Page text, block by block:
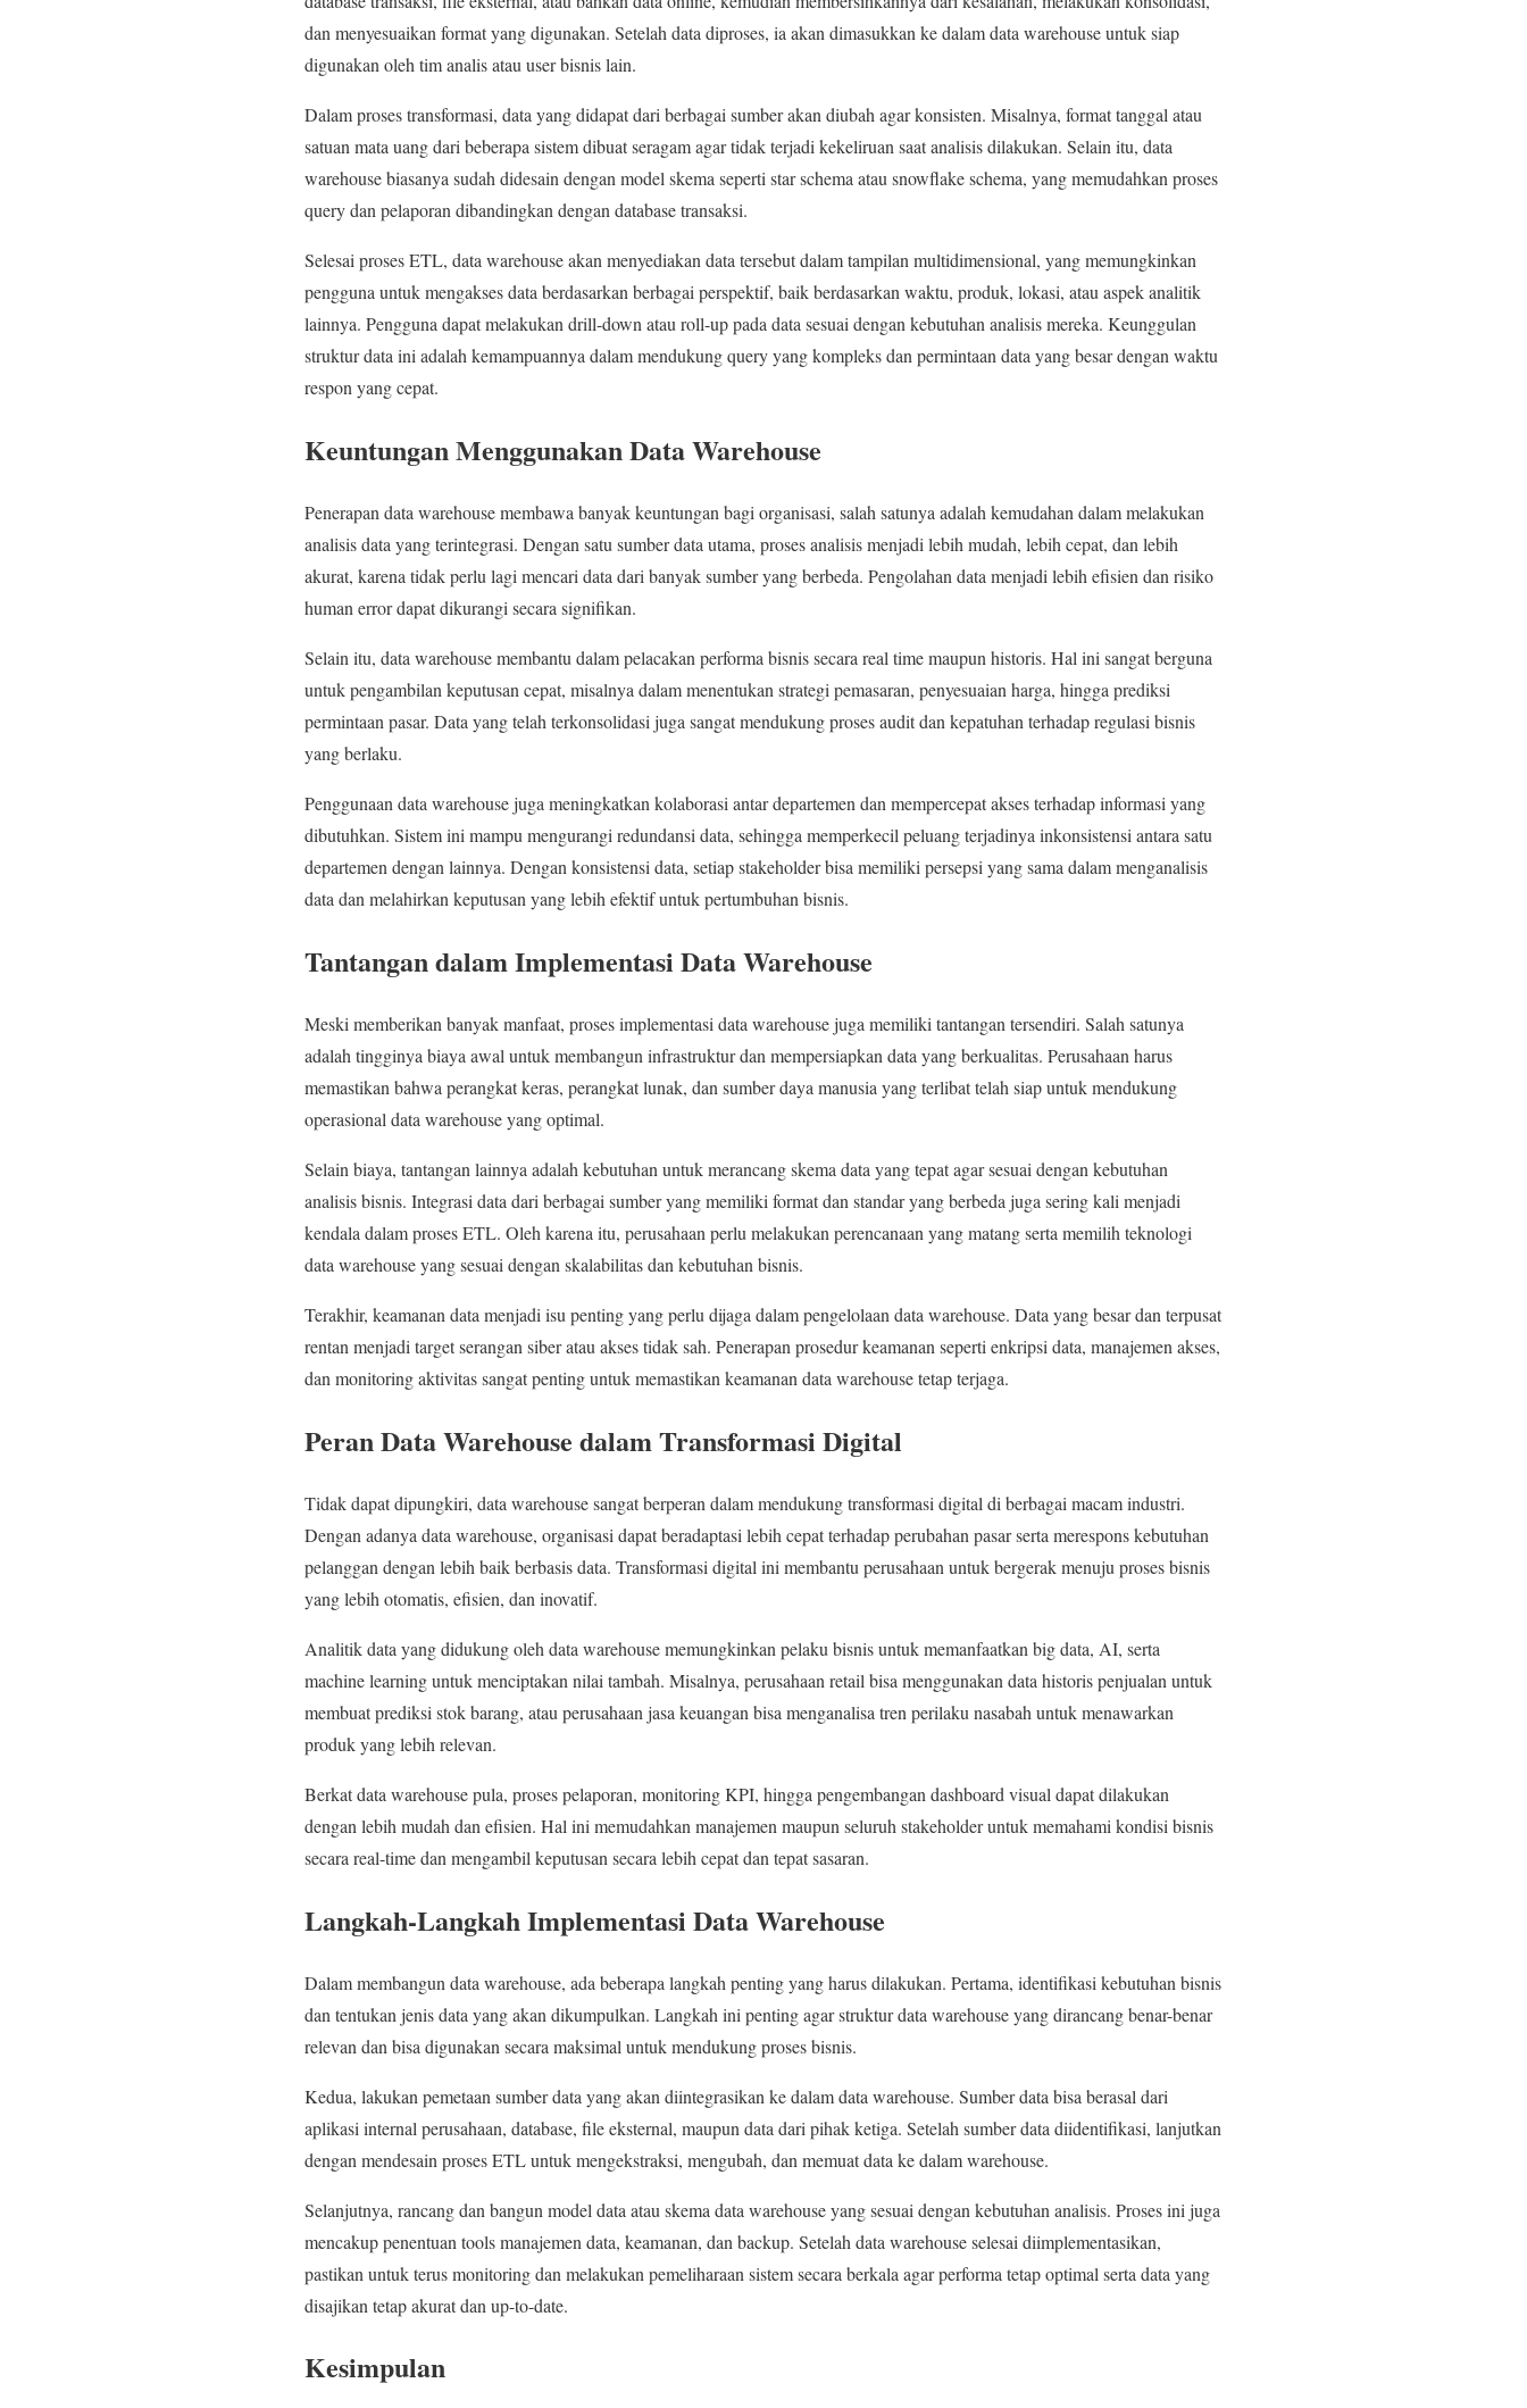
dan menyesuaikan format yang digunakan. Setelah data diproses, ia akan dimasukkan ke dalam data warehouse untuk siap
digunakan oleh tim analis atau user bisnis lain.
Dalam proses transformasi, data yang didapat dari berbagai sumber akan diubah agar konsisten. Misalnya, format tanggal atau
satuan mata uang dari beberapa sistem dibuat seragam agar tidak terjadi kekeliruan saat analisis dilakukan. Selain itu, data
warehouse biasanya sudah didesain dengan model skema seperti star schema atau snowflake schema, yang memudahkan proses
query dan pelaporan dibandingkan dengan database transaksi.
Selesai proses ETL, data warehouse akan menyediakan data tersebut dalam tampilan multidimensional, yang memungkinkan
pengguna untuk mengakses data berdasarkan berbagai perspektif, baik berdasarkan waktu, produk, lokasi, atau aspek analitik
lainnya. Pengguna dapat melakukan drill-down atau roll-up pada data sesuai dengan kebutuhan analisis mereka. Keunggulan
struktur data ini adalah kemampuannya dalam mendukung query yang kompleks dan permintaan data yang besar dengan waktu
respon yang cepat.
Keuntungan Menggunakan Data Warehouse
Penerapan data warehouse membawa banyak keuntungan bagi organisasi, salah satunya adalah kemudahan dalam melakukan
analisis data yang terintegrasi. Dengan satu sumber data utama, proses analisis menjadi lebih mudah, lebih cepat, dan lebih
akurat, karena tidak perlu lagi mencari data dari banyak sumber yang berbeda. Pengolahan data menjadi lebih efisien dan risiko
human error dapat dikurangi secara signifikan.
Selain itu, data warehouse membantu dalam pelacakan performa bisnis secara real time maupun historis. Hal ini sangat berguna
untuk pengambilan keputusan cepat, misalnya dalam menentukan strategi pemasaran, penyesuaian harga, hingga prediksi
permintaan pasar. Data yang telah terkonsolidasi juga sangat mendukung proses audit dan kepatuhan terhadap regulasi bisnis
yang berlaku.
Penggunaan data warehouse juga meningkatkan kolaborasi antar departemen dan mempercepat akses terhadap informasi yang
dibutuhkan. Sistem ini mampu mengurangi redundansi data, sehingga memperkecil peluang terjadinya inkonsistensi antara satu
departemen dengan lainnya. Dengan konsistensi data, setiap stakeholder bisa memiliki persepsi yang sama dalam menganalisis
data dan melahirkan keputusan yang lebih efektif untuk pertumbuhan bisnis.
Tantangan dalam Implementasi Data Warehouse
Meski memberikan banyak manfaat, proses implementasi data warehouse juga memiliki tantangan tersendiri. Salah satunya
adalah tingginya biaya awal untuk membangun infrastruktur dan mempersiapkan data yang berkualitas. Perusahaan harus
memastikan bahwa perangkat keras, perangkat lunak, dan sumber daya manusia yang terlibat telah siap untuk mendukung
operasional data warehouse yang optimal.
Selain biaya, tantangan lainnya adalah kebutuhan untuk merancang skema data yang tepat agar sesuai dengan kebutuhan
analisis bisnis. Integrasi data dari berbagai sumber yang memiliki format dan standar yang berbeda juga sering kali menjadi
kendala dalam proses ETL. Oleh karena itu, perusahaan perlu melakukan perencanaan yang matang serta memilih teknologi
data warehouse yang sesuai dengan skalabilitas dan kebutuhan bisnis.
Terakhir, keamanan data menjadi isu penting yang perlu dijaga dalam pengelolaan data warehouse. Data yang besar dan terpusat
rentan menjadi target serangan siber atau akses tidak sah. Penerapan prosedur keamanan seperti enkripsi data, manajemen akses,
dan monitoring aktivitas sangat penting untuk memastikan keamanan data warehouse tetap terjaga.
Peran Data Warehouse dalam Transformasi Digital
Tidak dapat dipungkiri, data warehouse sangat berperan dalam mendukung transformasi digital di berbagai macam industri.
Dengan adanya data warehouse, organisasi dapat beradaptasi lebih cepat terhadap perubahan pasar serta merespons kebutuhan
pelanggan dengan lebih baik berbasis data. Transformasi digital ini membantu perusahaan untuk bergerak menuju proses bisnis
yang lebih otomatis, efisien, dan inovatif.
Analitik data yang didukung oleh data warehouse memungkinkan pelaku bisnis untuk memanfaatkan big data, AI, serta
machine learning untuk menciptakan nilai tambah. Misalnya, perusahaan retail bisa menggunakan data historis penjualan untuk
membuat prediksi stok barang, atau perusahaan jasa keuangan bisa menganalisa tren perilaku nasabah untuk menawarkan
produk yang lebih relevan.
Berkat data warehouse pula, proses pelaporan, monitoring KPI, hingga pengembangan dashboard visual dapat dilakukan
dengan lebih mudah dan efisien. Hal ini memudahkan manajemen maupun seluruh stakeholder untuk memahami kondisi bisnis
secara real-time dan mengambil keputusan secara lebih cepat dan tepat sasaran.
Langkah-Langkah Implementasi Data Warehouse
Dalam membangun data warehouse, ada beberapa langkah penting yang harus dilakukan. Pertama, identifikasi kebutuhan bisnis
dan tentukan jenis data yang akan dikumpulkan. Langkah ini penting agar struktur data warehouse yang dirancang benar-benar
relevan dan bisa digunakan secara maksimal untuk mendukung proses bisnis.
Kedua, lakukan pemetaan sumber data yang akan diintegrasikan ke dalam data warehouse. Sumber data bisa berasal dari
aplikasi internal perusahaan, database, file eksternal, maupun data dari pihak ketiga. Setelah sumber data diidentifikasi, lanjutkan
dengan mendesain proses ETL untuk mengekstraksi, mengubah, dan memuat data ke dalam warehouse.
Selanjutnya, rancang dan bangun model data atau skema data warehouse yang sesuai dengan kebutuhan analisis. Proses ini juga
mencakup penentuan tools manajemen data, keamanan, dan backup. Setelah data warehouse selesai diimplementasikan,
pastikan untuk terus monitoring dan melakukan pemeliharaan sistem secara berkala agar performa tetap optimal serta data yang
disajikan tetap akurat dan up-to-date.
Kesimpulan